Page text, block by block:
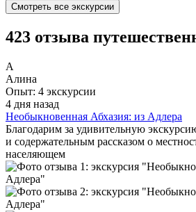
Смотреть все экскурсии
423 отзыва
А
Алина
Опыт: 4 экскурсии
4 дня назад
Необыкновенная Абхазия: из Адлера
Благодарим за удивительную
и содержательным рассказом о
населяющем